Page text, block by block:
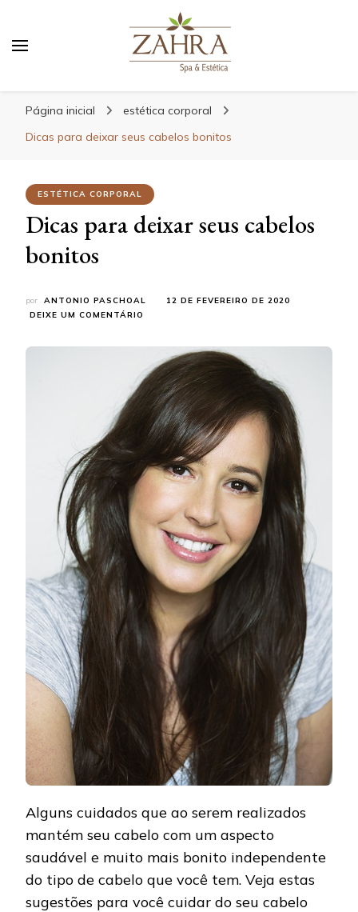
e relaxamento
Página inicial
estética corporal
Dicas para deixar seus cabelos bonitos
ESTÉTICA CORPORAL
Dicas para deixar seus cabelos
bonitos
por ANTONIO PASCHOAL
12 DE FEVEREIRO DE 2020
DEIXE UM COMENTÁRIO
DEIXAR
SEUS
CABELOS
BONITOS
Alguns cuidados que ao serem realizados
mantém seu cabelo com um aspecto
saudável e muito mais bonito independente
do tipo de cabelo que você tem. Veja estas
sugestões para você cuidar do seu cabelo